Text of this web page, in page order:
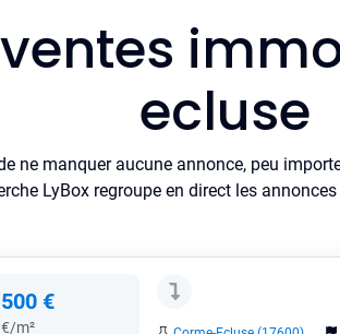
ecluse
ne manquer aucune annonce, peu
LyBox regroupe en direct les
€
m²